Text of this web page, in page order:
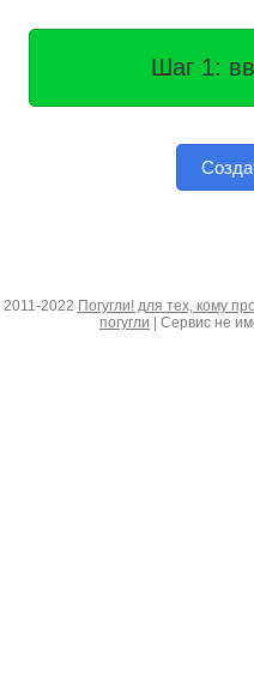
Шаг 1:
2011-2022 Погугли! для тех, кому
погугли | Сервис не